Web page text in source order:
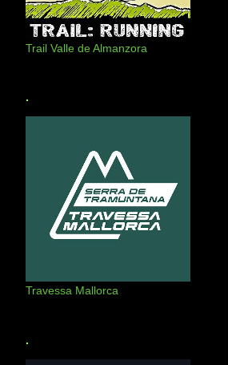
Trail Valle de Almanzora
.
Travessa Mallorca
.